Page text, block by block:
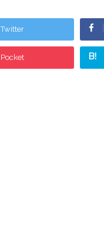
Twitter
Pocket B!